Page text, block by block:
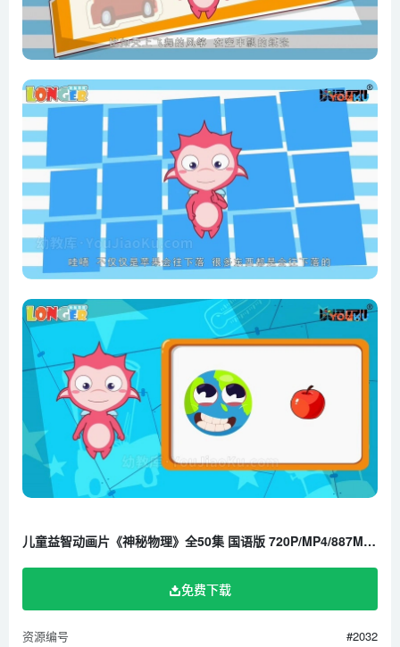
第14集 会跳的瓶塞
第15集 巧剥鸡蛋壳
第16集 影子的产生
第17集 筷子断了
第18集 白色的雪
第19集 镜子里的你
第20集 彩色万花筒
第21集 木柄炊具
第22集 导电物体
第23集 薄薄的刀刃
第24集 声音的产生
第25集 摩擦的产生
第26集 木碗喝汤快
第27集 X光的秘密
第28集 什么是真空
第29集 什么是速度
第30集 质量密度体积
第31集 惯性作用
第32集 靠拢的乒乓
第35集 小鸟击落飞机
第36集 怎么样煮饺子
第38集 解冻猪肉
儿童益智动画片《神秘物理》全50集 国语版 720P/MP4/887M 百度云网盘下载
免费下载
资源编号 #2032